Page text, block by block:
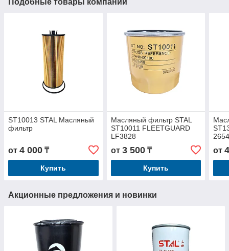
ST10013 STAL Масляный
фильтр
от 4 000 ₸
Купить
Масляный фильтр STAL
ST10011 FLEETGUARD
LF3828
от 3 500₸
Купить
от
Акционные предложения и новинки